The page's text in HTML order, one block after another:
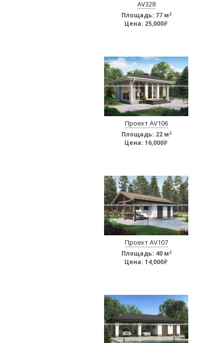
AV328
Площадь: 77 м2
Цена: 25,000e
Проект AV106
Площадь: 22 м2
Цена: 16,000e
Проект AV107
Площадь: 40 м2
Цена: 14,000e